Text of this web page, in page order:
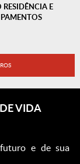
RESIDÊNCIA E
VIDA
e de sua